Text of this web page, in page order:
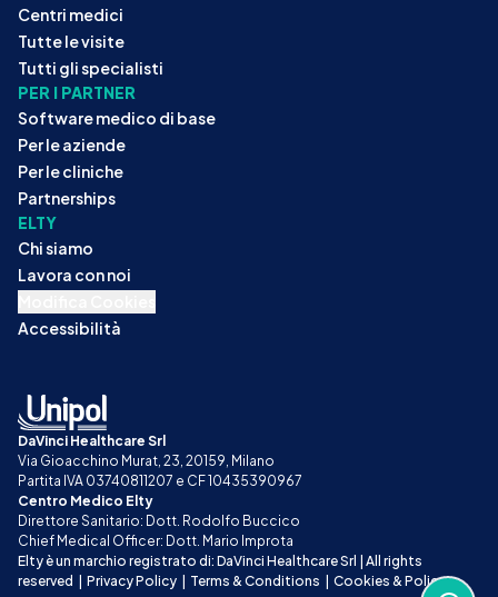
Centri medici
Tutte le visite
Tutti gli specialisti
PER I PARTNER
Software medico di base
Per le aziende
Per le cliniche
Partnerships
ELTY
Chi siamo
Lavora con noi
Accessibilità
DaVinci Healthcare Srl
Via Gioacchino Murat, 23, 20159, Milano
Partita IVA 03740811207 e CF 10435390967
Centro Medico Elty
Direttore Sanitario: Dott. Rodolfo Buccico
Chief Medical Officer: Dott. Mario Improta
Elty è un marchio registrato di: DaVinci Healthcare Srl | All rights
reserved | Privacy Policy | Terms & Conditions | Cookies & Policy